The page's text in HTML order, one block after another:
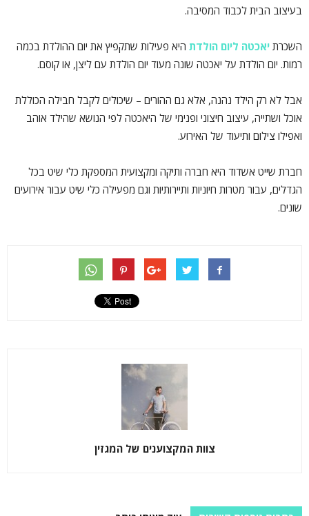
בעיצוב הבית לכבוד המסיבה.
השכרת יאכטה ליום הולדת היא פעילות שתקפיץ את יום ההולדת בכמה
רמות. יום הולדת על יאכטה שונה מעוד יום הולדת עם ליצן, או קוסם.
אבל לא רק הילד נהנה, אלא גם ההורים – שיכולים לקבל חבילה הכוללת
אוכל ושתייה, עיצוב חיצוני ופנימי של היאכטה לפי הנושא שהילד אוהב
ואפילו צילום ותיעוד של האירוע.
חברת שייט אשדוד היא חברה ותיקה ומקצועית המספקת כלי שיט בכל
הגדלים, עבור מטרות חיוניות ותיירותיות וגם מפעילה כלי שיט עבור אירועים
שונים.
צוות המקצוענים של המגזין